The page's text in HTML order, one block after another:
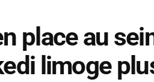
place au
limoge